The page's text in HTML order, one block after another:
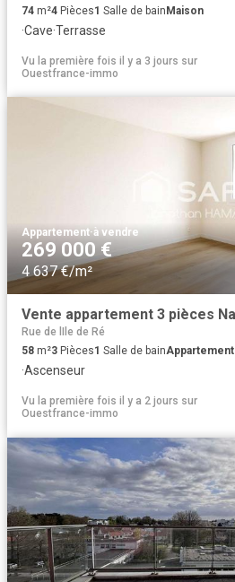
74 m²4 Pièces1 Salle de bainMaison
·Cave·Terrasse
Vu la première fois il y a 3 jours sur
Ouestfrance-immo
Appartement·à vendre
269 000 €
4 637 €/m²
Rue de lIle de Ré
58 m²3 Pièces1 Salle de bainAppartement
·Ascenseur
Vu la première fois il y a 2 jours sur
Ouestfrance-immo